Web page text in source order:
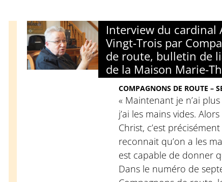
Interview du cardinal
Vingt-Trois par
de route, bulletin de
de la Maison Marie-
COMPAGNONS DE ROUTE –
« Maintenant je n’ai
j’ai les mains vides.
Christ, c’est
reconnait qu’on a les
est capable de donner
Dans le numéro de